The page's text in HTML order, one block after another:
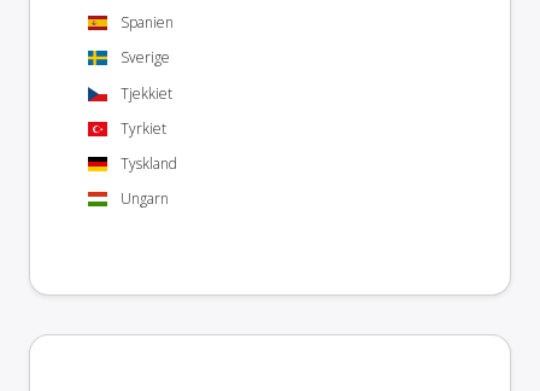
Spanien
Sverige
Tjekkiet
Tyrkiet
Tyskland
Ungarn